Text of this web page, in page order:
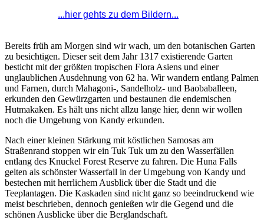
...hier gehts zu dem Bildern...
Bereits früh am Morgen sind wir wach, um den botanischen Garten
zu besichtigen. Dieser seit dem Jahr 1317 existierende Garten
besticht mit der größten tropischen Flora Asiens und einer
unglaublichen Ausdehnung von 62 ha. Wir wandern entlang Palmen
und Farnen, durch Mahagoni-, Sandelholz- und Baobaballeen,
erkunden den Gewürzgarten und bestaunen die endemischen
Hutmakaken. Es hält uns nicht allzu lange hier, denn wir wollen
noch die Umgebung von Kandy erkunden.
Nach einer kleinen Stärkung mit köstlichen Samosas am
Straßenrand stoppen wir ein Tuk Tuk um zu den Wasserfällen
entlang des Knuckel Forest Reserve zu fahren. Die Huna Falls
gelten als schönster Wasserfall in der Umgebung von Kandy und
bestechen mit herrlichem Ausblick über die Stadt und die
Teeplantagen. Die Kaskaden sind nicht ganz so beeindruckend wie
meist beschrieben, dennoch genießen wir die Gegend und die
schönen Ausblicke über die Berglandschaft.